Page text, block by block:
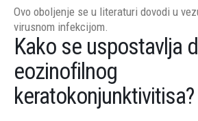
Ovo oboljenje se u literaturi dovodi u
virusnom infekcijom.
Kako se uspostavlja
eozinofilnog
keratokonjunktivitisa?